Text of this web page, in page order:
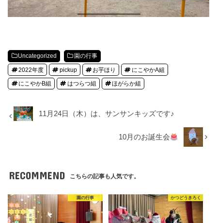
Uncategorized 園の行事
2022年度 pickup お芋ほり にこやかA組
にこやかB組 はつらつ組 ほがらか組
11月24日（木）は、サンサンキッズです♪
10月のお誕生会
RECOMMEND こちらの記事も人気です。
園の行事 かつどうきろく